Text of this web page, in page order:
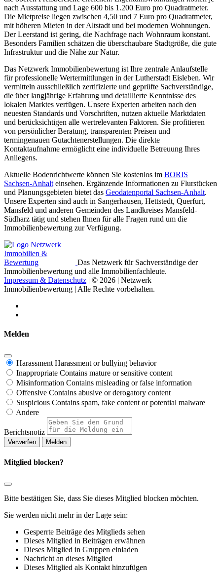
nach Ausstattung und Lage 600 bis 1.200 Euro pro Quadratmeter.
Die Mietpreise liegen zwischen 4,50 und 7 Euro pro Quadratmeter,
mit höheren Mieten in der Altstadt und bei modernen Wohnungen.
Der Leerstand ist gering, die Nachfrage nach Wohnraum konstant.
Besonders Familien schätzen die überschaubare Stadtgröße, die gute
Infrastruktur und die Nähe zur Natur.
Das Netzwerk Immobilienbewertung ist Ihre zentrale Anlaufstelle
für professionelle Wertermittlungen in der Lutherstadt Eisleben. Wir
vermitteln ausschließlich zertifizierte und geprüfte Sachverständige,
die über langjährige Erfahrung und detaillierte Kenntnisse des
lokalen Marktes verfügen. Unsere Experten arbeiten nach den
neuesten Standards und Vorschriften, nutzen aktuelle Marktdaten
und berücksichtigen alle wertrelevanten Faktoren. Sie profitieren
von persönlicher Beratung, transparenten Preisen und
termingenauen Gutachtenerstellungen. Die direkte
Kontaktaufnahme ermöglicht eine individuelle Betreuung Ihres
Anliegens.
Aktuelle Bodenrichtwerte können Sie kostenlos im BORIS
Sachsen-Anhalt einsehen. Ergänzende Informationen zu Flurstücken
und Planungsgebieten bietet das Geodatenportal Sachsen-Anhalt.
Unsere Experten sind auch in Sangerhausen, Hettstedt, Querfurt,
Mansfeld und anderen Gemeinden des Landkreises Mansfeld-
Südharz tätig und stehen Ihnen für alle Fragen rund um die
Immobilienbewertung zur Verfügung.
Das Netzwerk für Sachverständige der
Immobilienbewertung und alle Immobilienfachleute.
Impressum & Datenschutz | © 2026 | Netzwerk
Immobilienbewertung | Alle Rechte vorbehalten.
Melden
Harassment Harassment or bullying behavior
Inappropriate Contains mature or sensitive content
Misinformation Contains misleading or false information
Offensive Contains abusive or derogatory content
Suspicious Contains spam, fake content or potential malware
Andere
Berichtsnotiz
Melden
Mitglied blocken?
Bitte bestätigen Sie, dass Sie dieses Mitglied blocken möchten.
Sie werden nicht mehr in der Lage sein:
Gesperrte Beiträge des Mitglieds sehen
Dieses Mitglied in Beiträgen erwähnen
Dieses Mitglied in Gruppen einladen
Nachricht an dieses Mitglied
Dieses Mitglied als Kontakt hinzufügen